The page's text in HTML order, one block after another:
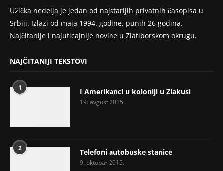
Užička nedelja je jedan od najstarijih privatnih časopisa u
Srbiji. Izlazi od maja 1994. godine, punih 26 godina.
Najčitanije i najuticajnije novine u Zlatiborskom okrugu.
NAJČITANIJI TEKSTOVI
1 I Amerikanci u koloniji u Zlakusi
19. avgust 2015.
2 Telefoni autobuske stanice
9. oktobar 2015.